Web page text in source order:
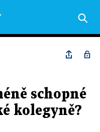
schopné
kolegyně?